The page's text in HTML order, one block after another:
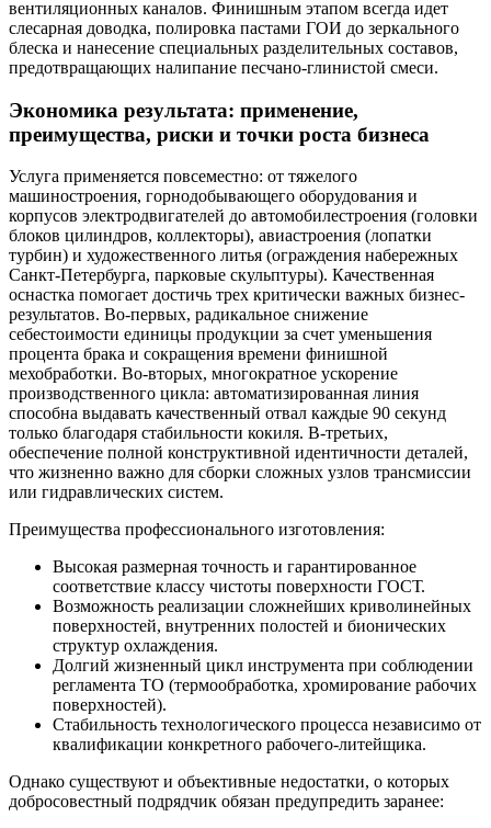
вентиляционных каналов. Финишным этапом всегда идет
слесарная доводка, полировка пастами ГОИ до зеркального
блеска и нанесение специальных разделительных составов,
предотвращающих налипание песчано-глинистой смеси.
Экономика результата: применение,
преимущества, риски и точки роста бизнеса
Услуга применяется повсеместно: от тяжелого
машиностроения, горнодобывающего оборудования и
корпусов электродвигателей до автомобилестроения (головки
блоков цилиндров, коллекторы), авиастроения (лопатки
турбин) и художественного литья (ограждения набережных
Санкт-Петербурга, парковые скульптуры). Качественная
оснастка помогает достичь трех критически важных бизнес-
результатов. Во-первых, радикальное снижение
себестоимости единицы продукции за счет уменьшения
процента брака и сокращения времени финишной
мехобработки. Во-вторых, многократное ускорение
производственного цикла: автоматизированная линия
способна выдавать качественный отвал каждые 90 секунд
только благодаря стабильности кокиля. В-третьих,
обеспечение полной конструктивной идентичности деталей,
что жизненно важно для сборки сложных узлов трансмиссии
или гидравлических систем.
Преимущества профессионального изготовления:
Высокая размерная точность и гарантированное
соответствие классу чистоты поверхности ГОСТ.
Возможность реализации сложнейших криволинейных
поверхностей, внутренних полостей и бионических
структур охлаждения.
Долгий жизненный цикл инструмента при соблюдении
регламента ТО (термообработка, хромирование рабочих
поверхностей).
Стабильность технологического процесса независимо от
квалификации конкретного рабочего-литейщика.
Однако существуют и объективные недостатки, о которых
добросовестный подрядчик обязан предупредить заранее: